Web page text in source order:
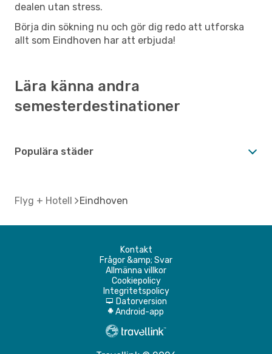
dealen utan stress.
Börja din sökning nu och gör dig redo att utforska
allt som Eindhoven har att erbjuda!
Lära känna andra
semesterdestinationer
Populära städer
Flyg + Hotell Eindhoven
Kontakt
Frågor &amp; Svar
Allmänna villkor
Cookiepolicy
Integritetspolicy
d Datorversion
A Android-app